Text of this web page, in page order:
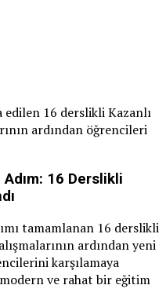
16 derslikli Kazanlı
ardından öğrencileri
16 Derslikli
tamamlanan 16 derslikli
ardından yeni
karşılamaya
ve rahat bir eğitim